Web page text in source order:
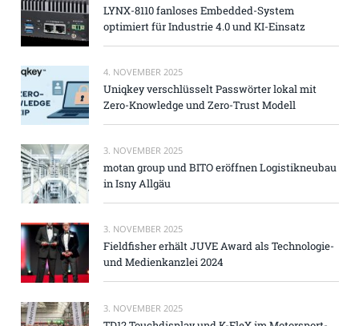
LYNX-8110 fanloses Embedded-System
optimiert für Industrie 4.0 und KI-Einsatz
4. NOVEMBER 2025
Uniqkey verschlüsselt Passwörter lokal mit
Zero-Knowledge und Zero-Trust Modell
3. NOVEMBER 2025
motan group und BITO eröffnen Logistikneubau
in Isny Allgäu
3. NOVEMBER 2025
Fieldfisher erhält JUVE Award als Technologie-
und Medienkanzlei 2024
3. NOVEMBER 2025